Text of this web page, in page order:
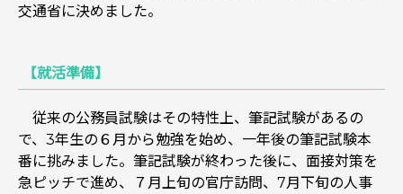
交通省に決めました。
【就活準備】
従来の公務員試験はその特性上、筆記試験があるの
で、3年生の６月から勉強を始め、一年後の筆記試験本
番に挑みました。筆記試験が終わった後に、面接対策を
急ピッチで進め、７月上旬の官庁訪問、7月下旬の人事